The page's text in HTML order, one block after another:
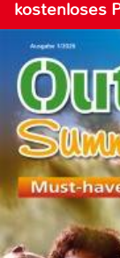
kostenloses